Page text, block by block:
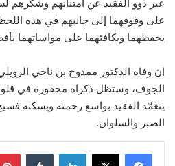
عبر ذوو الفقيد عن امتنانهم وشكرهم
على وقوفهما إلى جانبهم في هذه
يحفظهما ويكافئهما على مواساتهما
إن وفاة الدكتور ممدوح بن ناحي
الجوف، وستظل ذكراه محفورة في
يتغمّد الفقيد بواسع رحمته ويسكنه
الصبر والسلوان.
لينكدإن